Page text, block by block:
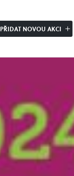
PŘIDAT NOVOU AKCI